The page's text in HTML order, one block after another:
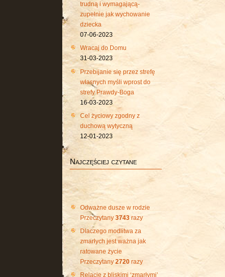
trudną i wymagającą-
zupełnie jak wychowanie
dziecka
07-06-2023
Wracaj do Domu
31-03-2023
Przebijanie się przez strefę
własnych myśli wprost do
strefy Prawdy-Boga
16-03-2023
Cel życiowy zgodny z
duchową wytyczną
12-01-2023
Najczęściej czytane
Odważne dusze w rodzie
Przeczytany 3743 razy
Dlaczego modlitwa za
zmarłych jest ważna jak
ratowane życie
Przeczytany 2720 razy
Relacje z bliskimi ‘zmarłymi’